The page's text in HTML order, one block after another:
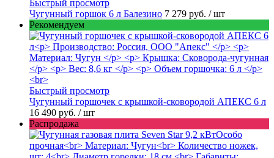
Быстрый просмотр
Чугунный горшок 6 л Балезино 7 279 руб. / шт
Рекомендуем
Быстрый просмотр
Чугунный горшочек с крышкой-сковородой АПЕКС 6 л
16 490 руб. / шт
Распродажа